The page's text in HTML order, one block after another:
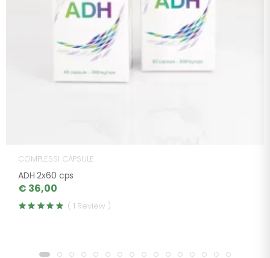
COMPLESSI CAPSULE
ADH 2x60 cps
€ 36,00
( 1 Review )